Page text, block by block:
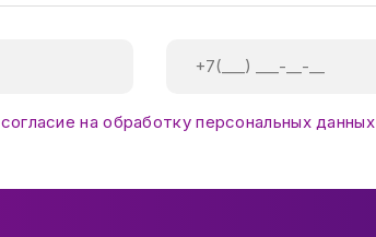
согласие на обработку персональных данных